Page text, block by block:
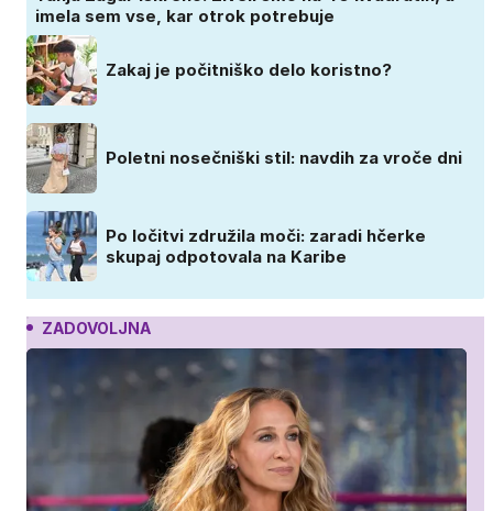
imela sem vse, kar otrok potrebuje
Zakaj je počitniško delo koristno?
Poletni nosečniški stil: navdih za vroče dni
Po ločitvi združila moči: zaradi hčerke
skupaj odpotovala na Karibe
ZADOVOLJNA